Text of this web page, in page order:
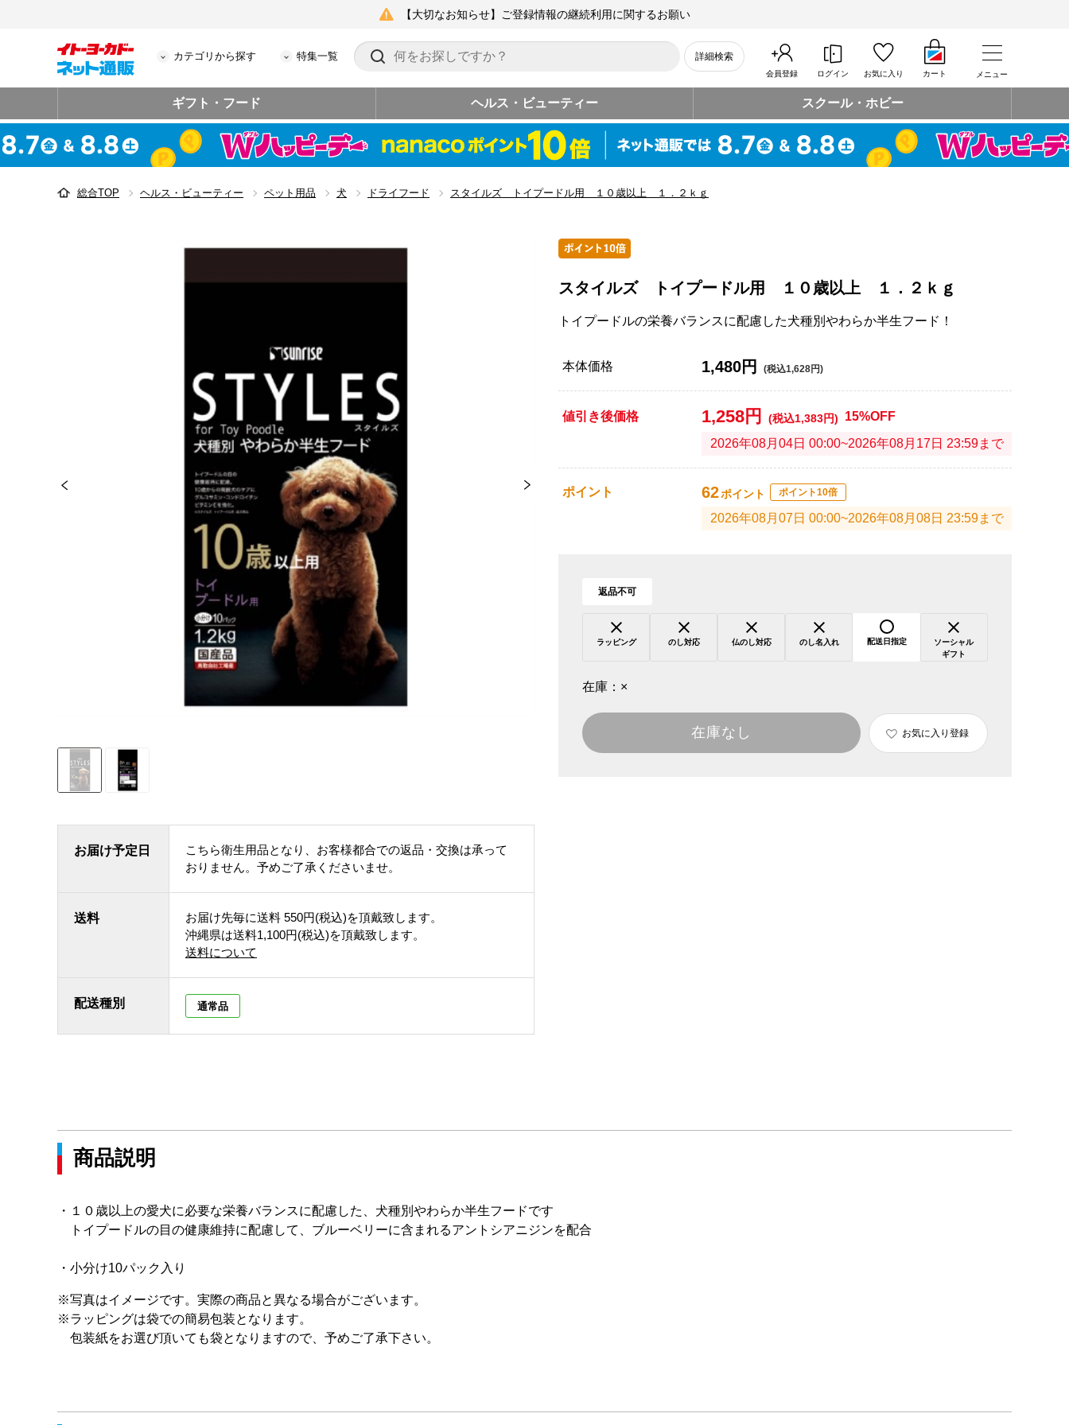
【大切なお知らせ】ご登録情報の継続利用に関するお願い
カテゴリから探す 特集一覧 詳細検索
会員登録 ログイン お気に入り カート メニュー
ギフト・フード ヘルス・ビューティー スクール・ホビー
総合TOP ヘルス・ビューティー ペット用品 犬 ドライフード スタイルズ トイプードル用 １０歳以上 １．２ｋｇ
お届け予定日
こちら衛生用品となり、お客様都合での返品・交換は承って
おりません。予めご了承くださいませ。
送料 お届け先毎に送料 550円(税込)を頂戴致します。
沖縄県は送料1,100円(税込)を頂戴致します。
送料について
配送種別 通常品
スタイルズ トイプードル用 １０歳以上 １．２ｋｇ
トイプードルの栄養バランスに配慮した犬種別やわらか半生フード！
本体価格 1,480円 (税込1,628円)
値引き後価格 1,258円 (税込1,383円) 15%OFF
2026年08月04日 00:00~2026年08月17日 23:59まで
ポイント 62ポイント ポイント10倍
2026年08月07日 00:00~2026年08月08日 23:59まで
返品不可
ラッピング のし対応 仏のし対応 のし名入れ 配送日指定
ソーシャル
ギフト
在庫： ×
在庫なし お気に入り登録
商品説明
・１０歳以上の愛犬に必要な栄養バランスに配慮した、犬種別やわらか半生フードです
トイプードルの目の健康維持に配慮して、ブルーベリーに含まれるアントシアニジンを配合
・小分け10パック入り
※写真はイメージです。実際の商品と異なる場合がございます。
※ラッピングは袋での簡易包装となります。
包装紙をお選び頂いても袋となりますので、予めご了承下さい。